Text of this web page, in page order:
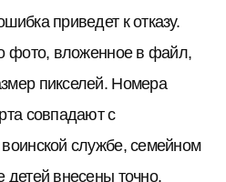
приведет к отказу.
фото, вложенное в файл,
пикселей. Номера
совпадают с
службе, семейном
детей внесены точно.